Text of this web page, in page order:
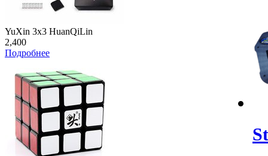
YuXin 3x3 HuanQiLin
2,400
Подробнее